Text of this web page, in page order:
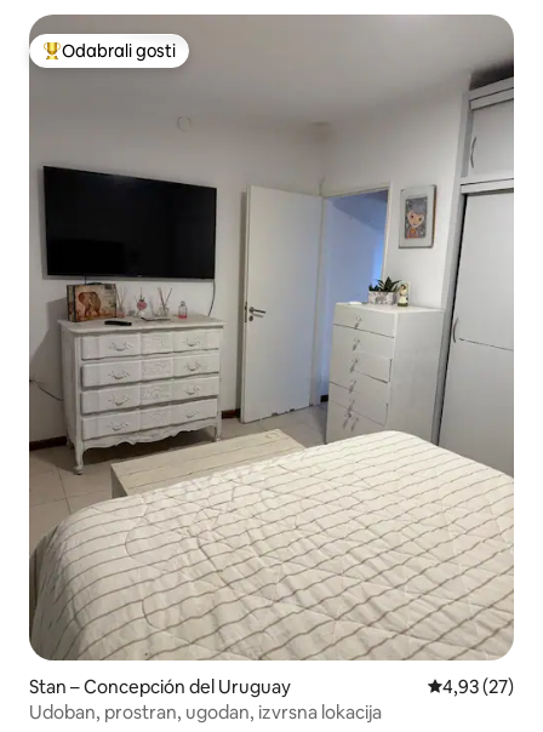
Među najviše rangiranima s oznakom „Odabrali gosti”
Odabrali gosti
Stan – Concepción del Uruguay Prosječna
4,93 (27)
Udoban, prostran, ugodan, izvrsna lokacija